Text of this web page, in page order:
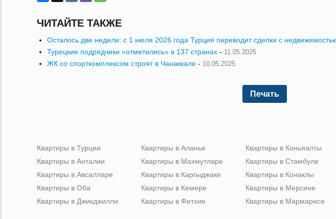
ЧИТАЙТЕ ТАКЖЕ
Осталось две недели: с 1 июля 2026 года Турция переводит сделки с
Турецкие подрядчики «отметились» в 137 странах - 11.05.2025
ЖК со спорткомплексом строят в Чанаккале - 10.05.2025
Печать
Квартиры в Турции
Квартиры в Анталии
Квартиры в Авсалларе
Квартиры в Оба
Квартиры в Джикджилли
Квартиры в Аланье
Квартиры в Махмутларе
Квартиры в Каргыджаке
Квартиры в Кемере
Квартиры в Фетхие
Квартиры в Коньяалты
Квартиры в Стамбуле
Квартиры в Конаклы
Квартиры в Мерсине
Квартиры в Мармарисе